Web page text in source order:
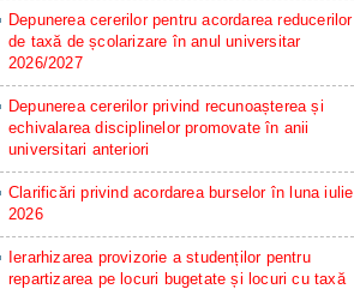
Depunerea cererilor pentru acordarea reducerilor
de taxă de școlarizare în anul universitar
2026/2027
Depunerea cererilor privind recunoașterea și
echivalarea disciplinelor promovate în anii
universitari anteriori
Clarificări privind acordarea burselor în luna iulie
2026
Ierarhizarea provizorie a studenților pentru
repartizarea pe locuri bugetate și locuri cu taxă